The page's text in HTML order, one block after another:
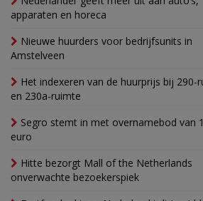
apparaten en horeca
Nieuwe huurders voor bedrijfsunits in
Amstelveen
Het indexeren van de huurprijs bij 290-
en 230a-ruimte
Segro stemt in met overnamebod van
euro
Hitte bezorgt Mall of the Netherlands
onverwachte bezoekerspiek